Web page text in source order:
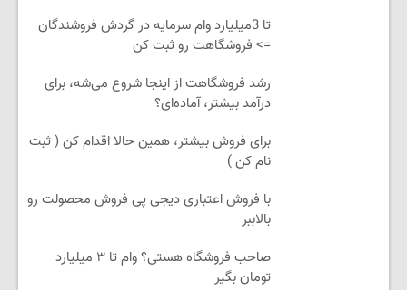
تا 3میلیارد وام سرمایه در گردش فروشندگان
=> فروشگاهت رو ثبت کن
رشد فروشگاهت از اینجا شروع می‌شه، برای
درآمد بیشتر، آماده‌ای؟
برای فروش بیشتر، همین حالا اقدام کن ( ثبت
نام کن )
با فروش اعتباری دیجی پی فروش محصولت رو
بالاببر
صاحب فروشگاه هستی؟ وام تا ۳ میلیارد
تومان بگیر